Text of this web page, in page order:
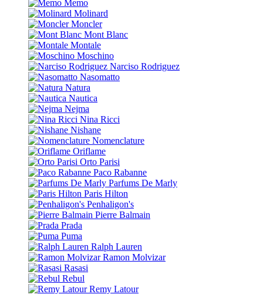
Memo
Molinard
Moncler
Mont Blanc
Montale
Moschino
Narciso Rodriguez
Nasomatto
Natura
Nautica
Nejma
Nina Ricci
Nishane
Nomenclature
Oriflame
Orto Parisi
Paco Rabanne
Parfums De Marly
Paris Hilton
Penhaligon's
Pierre Balmain
Prada
Puma
Ralph Lauren
Ramon Molvizar
Rasasi
Rebul
Remy Latour